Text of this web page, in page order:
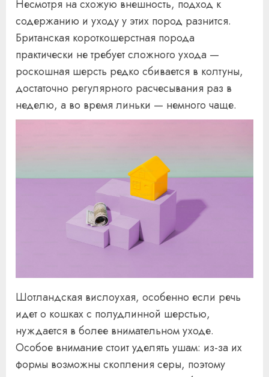
Несмотря на схожую внешность, подход к
содержанию и уходу у этих пород разнится.
Британская короткошерстная порода
практически не требует сложного ухода —
роскошная шерсть редко сбивается в колтуны,
достаточно регулярного расчесывания раз в
неделю, а во время линьки — немного чаще.
Шотландская вислоухая, особенно если речь
идет о кошках с полудлинной шерстью,
нуждается в более внимательном уходе.
Особое внимание стоит уделять ушам: из-за их
формы возможны скопления серы, поэтому